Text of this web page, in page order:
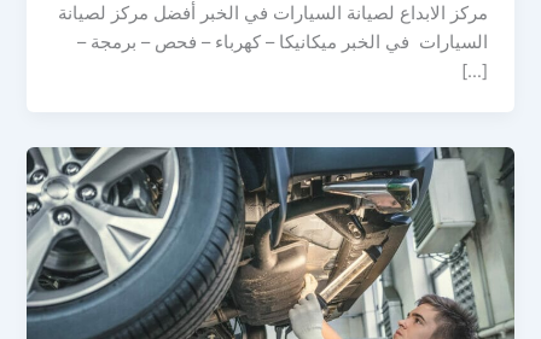
مركز الابداع لصيانة السيارات في الخبر أفضل مركز لصيانة
السيارات في الخبر ميكانيكا – كهرباء – فحص – برمجة –
[…]